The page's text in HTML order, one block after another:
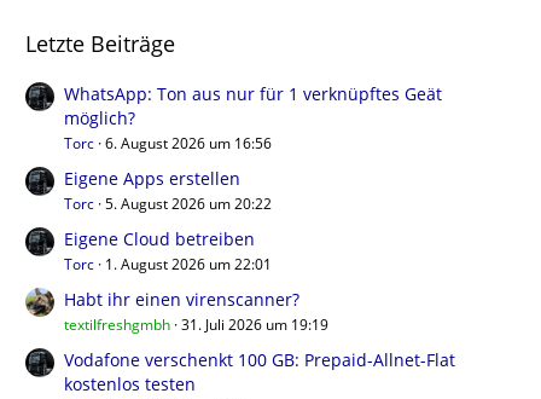
Letzte Beiträge
WhatsApp: Ton aus nur für 1 verknüpftes Geät
möglich?
Torc 6. August 2026 um 16:56
Eigene Apps erstellen
Torc 5. August 2026 um 20:22
Eigene Cloud betreiben
Torc 1. August 2026 um 22:01
Habt ihr einen virenscanner?
textilfreshgmbh 31. Juli 2026 um 19:19
Vodafone verschenkt 100 GB: Prepaid-Allnet-Flat
kostenlos testen